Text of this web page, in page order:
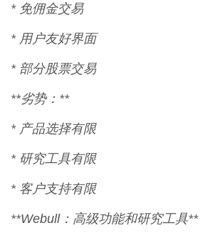
* 免佣金交易
* 用户友好界面
* 部分股票交易
**劣势：**
* 产品选择有限
* 研究工具有限
* 客户支持有限
**Webull：高级功能和研究工具**